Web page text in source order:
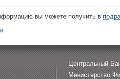
вы можете получить в
Центральный
Министерство